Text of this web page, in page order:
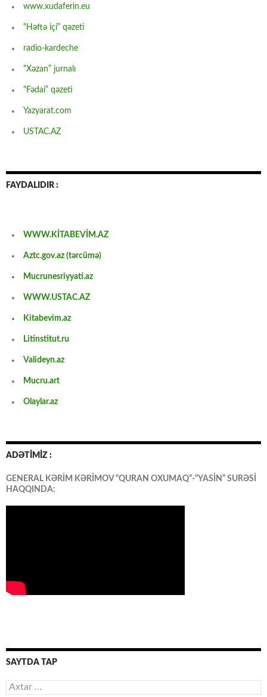
www.xudaferin.eu
“Həftə içi” qəzeti
radio-kardeche
“Xəzan” jurnalı
“Fədai” qəzeti
Yazyarat.com
USTAC.AZ
FAYDALIDIR :
WWW.KİTABEVİM.AZ
Aztc.gov.az (tərcümə)
Mucrunesriyyati.az
WWW.USTAC.AZ
Kitabevim.az
Litinstitut.ru
Valideyn.az
Mucru.art
Olaylar.az
ADƏTİMİZ :
GENERAL KƏRİM KƏRİMOV “QURAN OXUMAQ”-“YASİN” SURƏSİ
HAQQINDA:
SAYTDA TAP
Axtarış: